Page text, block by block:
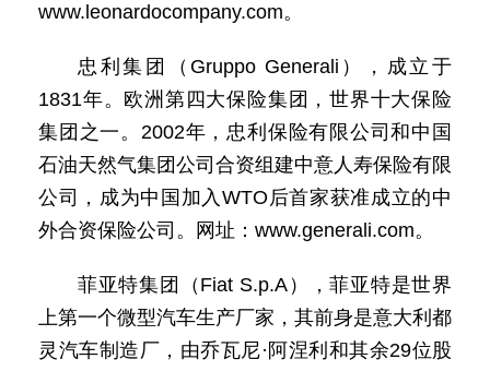
www.leonardocompany.com。
忠利集团（Gruppo Generali），成立于
1831年。欧洲第四大保险集团，世界十大保险
集团之一。2002年，忠利保险有限公司和中国
石油天然气集团公司合资组建中意人寿保险有限
公司，成为中国加入WTO后首家获准成立的中
外合资保险公司。网址：www.generali.com。
菲亚特集团（Fiat S.p.A），菲亚特是世界
上第一个微型汽车生产厂家，其前身是意大利都
灵汽车制造厂，由乔瓦尼·阿涅利和其余29位股